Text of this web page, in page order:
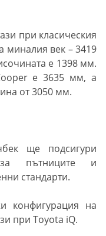
при класическия
миналия век – 3419
е 1398 мм.
е 3635 мм, а
от 3050 мм.
ще подсигури
за пътниците и
стандарти.
конфигурация на
при Toyota iQ.